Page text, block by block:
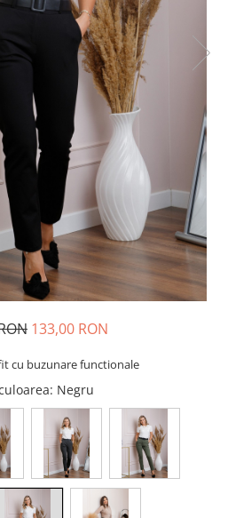
133,00 RON
cu buzunare functionale
: Negru